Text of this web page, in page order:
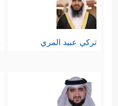
تركي عبيد المري